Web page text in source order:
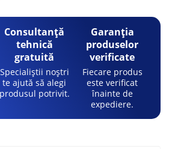
Consultanță
tehnică
gratuită
Specialiștii noștri
te ajută să alegi
produsul potrivit.
Garanția
produselor
verificate
Fiecare produs
este verificat
înainte de
expediere.